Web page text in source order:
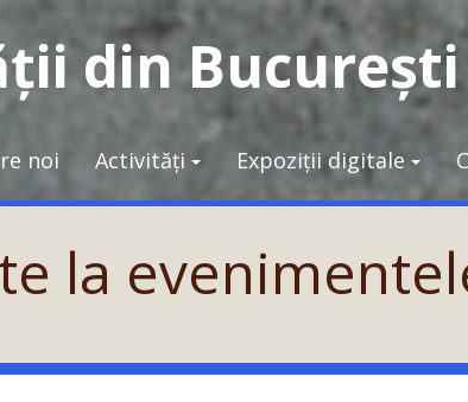
din București
noi Activități Expoziții digitale
la